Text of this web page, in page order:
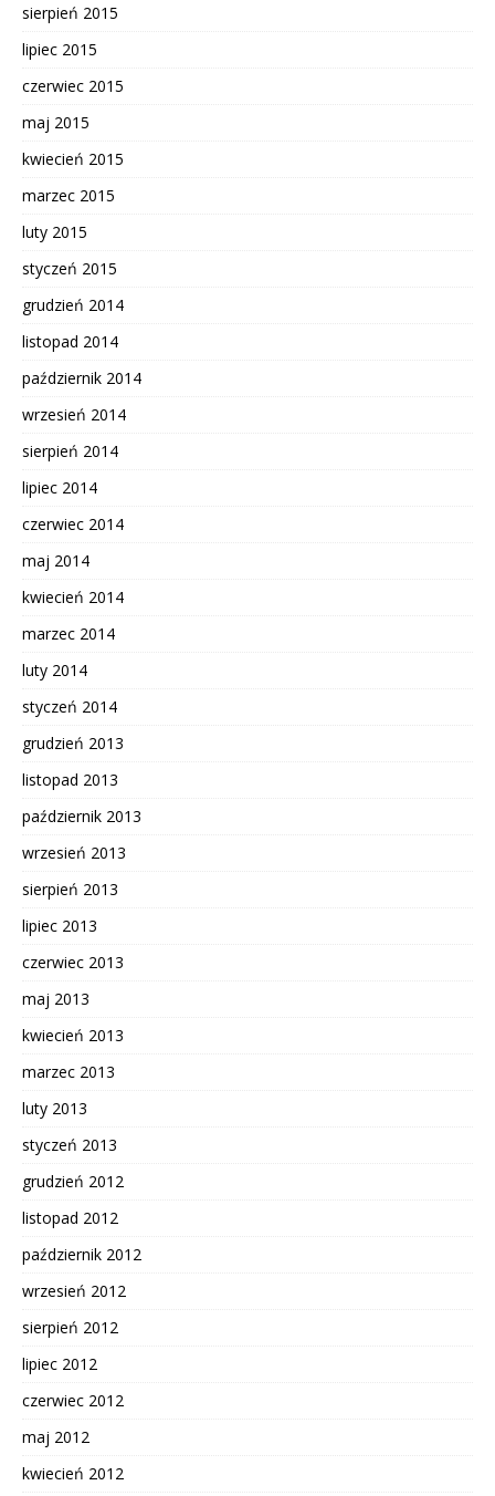
sierpień 2015
lipiec 2015
czerwiec 2015
maj 2015
kwiecień 2015
marzec 2015
luty 2015
styczeń 2015
grudzień 2014
listopad 2014
październik 2014
wrzesień 2014
sierpień 2014
lipiec 2014
czerwiec 2014
maj 2014
kwiecień 2014
marzec 2014
luty 2014
styczeń 2014
grudzień 2013
listopad 2013
październik 2013
wrzesień 2013
sierpień 2013
lipiec 2013
czerwiec 2013
maj 2013
kwiecień 2013
marzec 2013
luty 2013
styczeń 2013
grudzień 2012
listopad 2012
październik 2012
wrzesień 2012
sierpień 2012
lipiec 2012
czerwiec 2012
maj 2012
kwiecień 2012